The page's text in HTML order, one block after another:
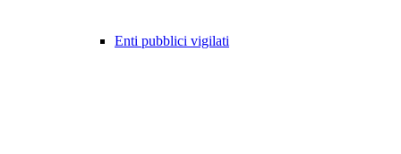
Enti pubblici vigilati